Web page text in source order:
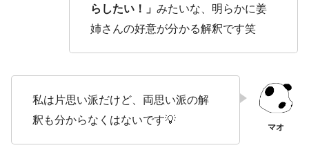
らしたい！」 みたいな、明らかに姜
姉さんの好意が分かる解釈です笑
私は片思い派だけど、両思い派の解
釈も分からなくはないです💡